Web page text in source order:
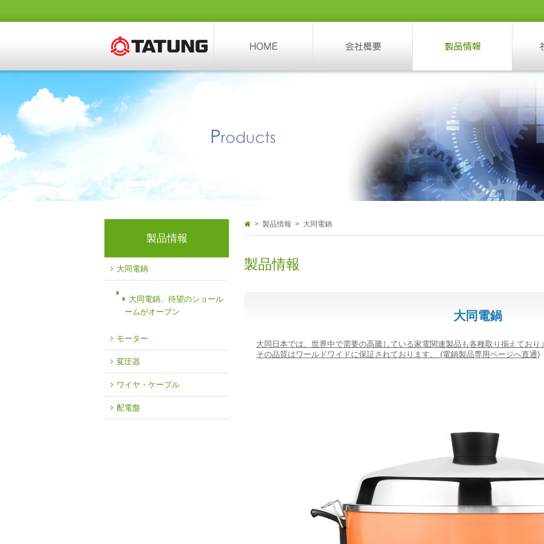
製品情報
大同電鍋
大同電鍋、待望のショール
ームがオープン
モーター
変圧器
ワイヤ・ケーブル
配電盤
> 製品情報 > 大同電鍋
製品情報
大同電鍋
大同日本では、世界中で需要の高騰している家電関連製品も各種取り揃えており
その品質はワールドワイドに保証されております。 (電鍋製品専用ページへ直通)